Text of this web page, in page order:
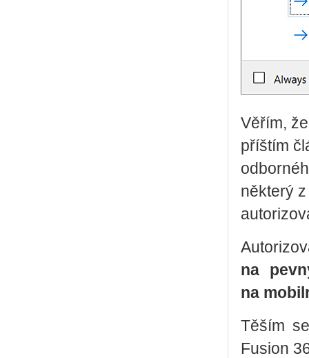
Věřím,
příštím
některý
na
na
Těším
Fusion